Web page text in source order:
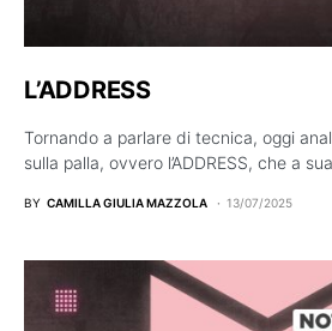
L’ADDRESS
Tornando a parlare di tecnica, oggi
sulla palla, ovvero l’ADDRESS, che a
BY CAMILLA GIULIA MAZZOLA 13/07/2025